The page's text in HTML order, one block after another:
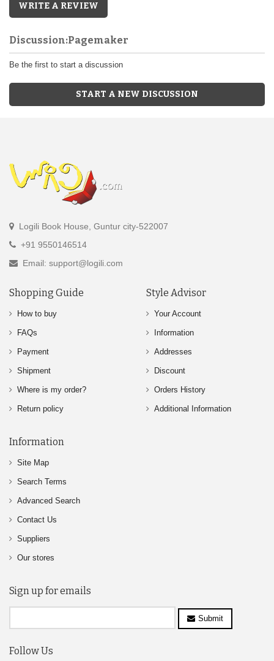
WRITE A REVIEW
Discussion:Pagemaker
Be the first to start a discussion
START A NEW DISCUSSION
Logili Book House, Guntur city-522007
+91 9550146514
Email: support@logili.com
Shopping Guide
How to buy
FAQs
Payment
Shipment
Where is my order?
Return policy
Style Advisor
Your Account
Information
Addresses
Discount
Orders History
Additional Information
Information
Site Map
Search Terms
Advanced Search
Contact Us
Suppliers
Our stores
Sign up for emails
Submit
Follow Us